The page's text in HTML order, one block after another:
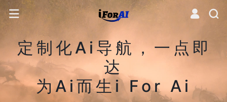
定制化Ai导航，一点即
达
为Ai而生i For Ai